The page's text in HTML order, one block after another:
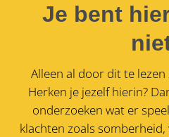
Je bent
Alleen al door dit te
Herken je jezelf hierin?
onderzoeken wat er
klachten zoals